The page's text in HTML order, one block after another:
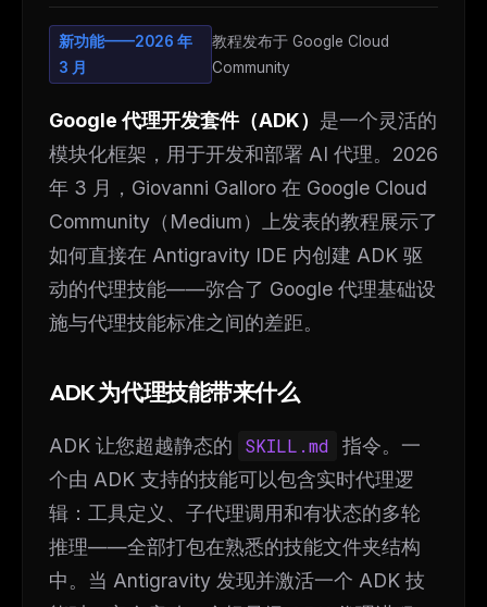
新功能——2026 年
3 月
教程发布于 Google Cloud
Community
Google 代理开发套件（ADK） 是一个灵活的
模块化框架，用于开发和部署 AI 代理。2026
年 3 月，Giovanni Galloro 在 Google Cloud
Community（Medium）上发表的教程展示了
如何直接在 Antigravity IDE 内创建 ADK 驱
动的代理技能——弥合了 Google 代理基础设
施与代理技能标准之间的差距。
ADK 为代理技能带来什么
ADK 让您超越静态的 SKILL.md
指令。一
个由 ADK 支持的技能可以包含实时代理逻
辑：工具定义、子代理调用和有状态的多轮
推理——全部打包在熟悉的技能文件夹结构
中。当 Antigravity 发现并激活一个 ADK 技